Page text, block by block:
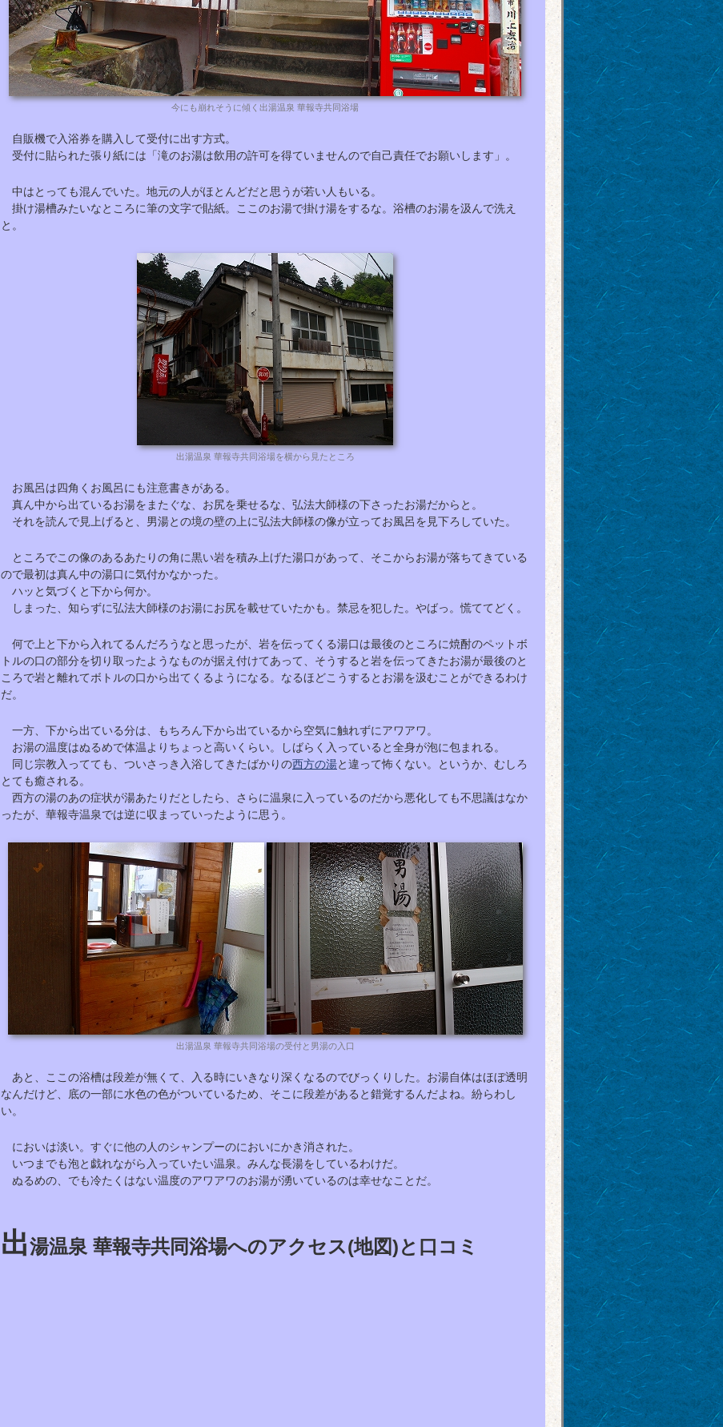
今にも崩れそうに傾く出湯温泉 華報寺共同浴場
自販機で入浴券を購入して受付に出す方式。
受付に貼られた張り紙には「滝のお湯は飲用の許可を得ていませんので自己責任でお願いします」。
中はとっても混んでいた。地元の人がほとんどだと思うが若い人もいる。
掛け湯槽みたいなところに筆の文字で貼紙。ここのお湯で掛け湯をするな。浴槽のお湯を汲んで洗え
と。
出湯温泉 華報寺共同浴場を横から見たところ
お風呂は四角くお風呂にも注意書きがある。
真ん中から出ているお湯をまたぐな、お尻を乗せるな、弘法大師様の下さったお湯だからと。
それを読んで見上げると、男湯との境の壁の上に弘法大師様の像が立ってお風呂を見下ろしていた。
ところでこの像のあるあたりの角に黒い岩を積み上げた湯口があって、そこからお湯が落ちてきている
ので最初は真ん中の湯口に気付かなかった。
ハッと気づくと下から何か。
しまった、知らずに弘法大師様のお湯にお尻を載せていたかも。禁忌を犯した。やばっ。慌ててどく。
何で上と下から入れてるんだろうなと思ったが、岩を伝ってくる湯口は最後のところに焼酎のペットボ
トルの口の部分を切り取ったようなものが据え付けてあって、そうすると岩を伝ってきたお湯が最後のと
ころで岩と離れてボトルの口から出てくるようになる。なるほどこうするとお湯を汲むことができるわけ
だ。
一方、下から出ている分は、もちろん下から出ているから空気に触れずにアワアワ。
お湯の温度はぬるめで体温よりちょっと高いくらい。しばらく入っていると全身が泡に包まれる。
同じ宗教入ってても、ついさっき入浴してきたばかりの西方の湯と違って怖くない。というか、むしろ
とても癒される。
西方の湯のあの症状が湯あたりだとしたら、さらに温泉に入っているのだから悪化しても不思議はなか
ったが、華報寺温泉では逆に収まっていったように思う。
出湯温泉 華報寺共同浴場の受付と男湯の入口
あと、ここの浴槽は段差が無くて、入る時にいきなり深くなるのでびっくりした。お湯自体はほぼ透明
なんだけど、底の一部に水色の色がついているため、そこに段差があると錯覚するんだよね。紛らわし
い。
においは淡い。すぐに他の人のシャンプーのにおいにかき消された。
いつまでも泡と戯れながら入っていたい温泉。みんな長湯をしているわけだ。
ぬるめの、でも冷たくはない温度のアワアワのお湯が湧いているのは幸せなことだ。
出湯温泉 華報寺共同浴場へのアクセス(地図)と口コミ